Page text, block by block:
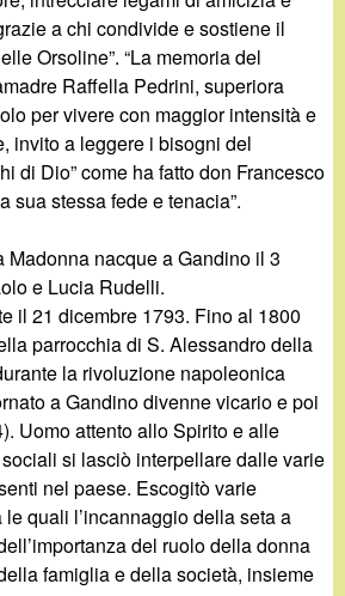
a chi condivide e sostiene il
Orsoline”. “La memoria del
Raffella Pedrini, superiora
per vivere con maggior intensità e
invito a leggere i bisogni del
di Dio” come ha fatto don Francesco
sua stessa fede e tenacia”.
Madonna nacque a Gandino il 3
e Lucia Rudelli.
il 21 dicembre 1793. Fino al 1800
parrocchia di S. Alessandro della
la rivoluzione napoleonica
a Gandino divenne vicario e poi
Uomo attento allo Spirito e alle
si lasciò interpellare dalle varie
nel paese. Escogitò varie
quali l’incannaggio della seta a
del ruolo della donna
famiglia e della società, insieme